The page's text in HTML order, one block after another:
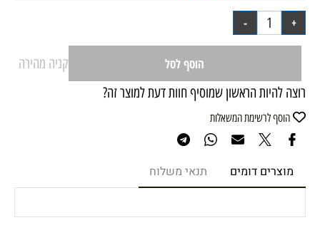
הוסף לסל
קניה מהירה
רוצה להיות הראשון שמוסיף חוות דעת למוצר זה?
הוסף לרשימת המשאלות
מוצרים דומים תנאי משלוח